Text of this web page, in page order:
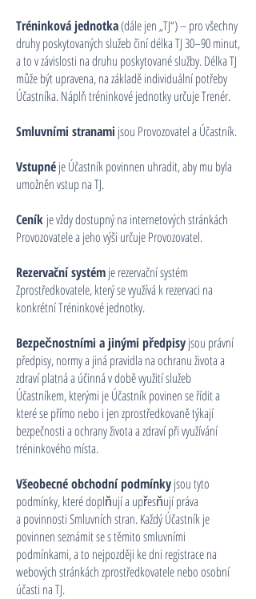
Tréninková jednotka(dále jen „TJ“) – pro všechny
druhy poskytovaných služeb činí délka TJ 30–90 minut,
a to v závislosti na druhu poskytované služby. Délka TJ
může být upravena, na základě individuální potřeby
Účastníka. Náplň tréninkové jednotky určuje Trenér.
Smluvními stranami jsou Provozovatel a Účastník.
Vstupnéje Účastník povinnen uhradit, aby mu byla
umožněn vstup na TJ.
Ceník je vždy dostupný na internetových stránkách
Provozovatele a jeho výši určuje Provozovatel.
Rezervační systémje rezervační systém
Zprostředkovatele, který se využívá k rezervaci na
konkrétní Tréninkové jednotky.
Bezpečnostními a jinými předpisyjsou právní
předpisy, normy a jiná pravidla na ochranu života a
zdraví platná a účinná v době využití služeb
Účastníkem, kterými je Účastník povinen se řídit a
které se přímo nebo i jen zprostředkovaně týkají
bezpečnosti a ochrany života a zdraví při využívání
tréninkového místa.
Všeobecné obchodní podmínkyjsou tyto
podmínky, které doplňují a upřesňují práva
a povinnosti Smluvních stran. Každý Účastník je
povinnen seznámit se s těmito smluvními
podmínkami, a to nejpozději ke dni registrace na
webových stránkách zprostředkovatele nebo osobní
účasti na TJ.